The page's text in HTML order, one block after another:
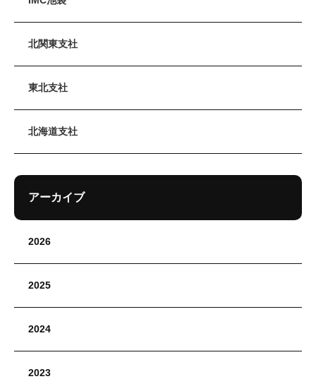
北関東支社
東北支社
北海道支社
アーカイブ
2026
2025
2024
2023